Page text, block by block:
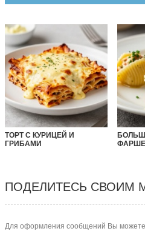
ТОРТ С КУРИЦЕЙ И
ГРИБАМИ
ПОДЕЛИТЕСЬ СВОИМ
Для оформления сообщений Вы можете